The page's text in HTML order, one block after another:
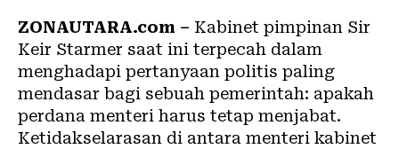
ZONAUTARA.com – Kabinet pimpinan Sir
Keir Starmer saat ini terpecah dalam
menghadapi pertanyaan politis paling
mendasar bagi sebuah pemerintah: apakah
perdana menteri harus tetap menjabat.
Ketidakselarasan di antara menteri kabinet